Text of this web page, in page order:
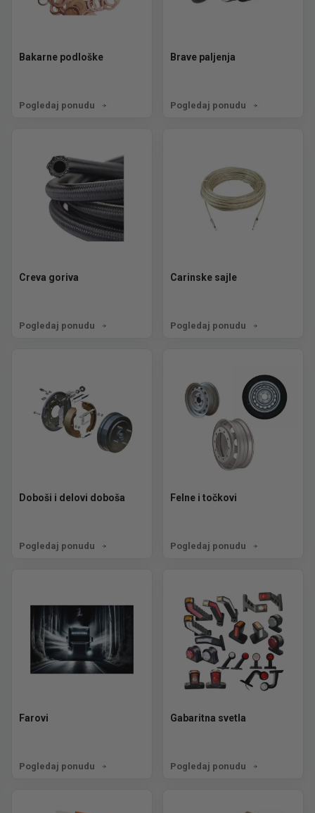
Bakarne podloške
Pogledaj ponudu
Brave paljenja
Pogledaj ponudu
Creva goriva
Pogledaj ponudu
Carinske sajle
Pogledaj ponudu
Doboši i delovi doboša
Pogledaj ponudu
Felne i točkovi
Pogledaj ponudu
Farovi
Pogledaj ponudu
Gabaritna svetla
Pogledaj ponudu